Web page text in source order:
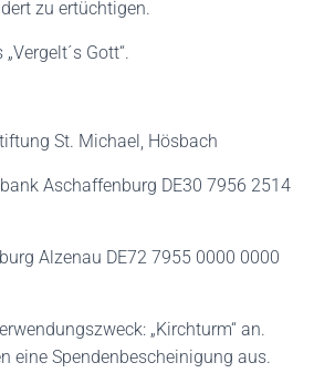
zu ertüchtigen.
Gott“.
St. Michael, Hösbach
Aschaffenburg DE30 7956 2514
Alzenau DE72 7955 0000 0000
„Kirchturm“ an.
eine Spendenbescheinigung aus.